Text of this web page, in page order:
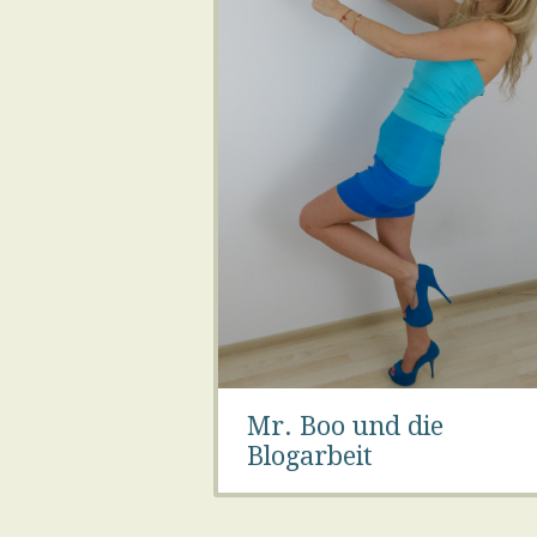
Mr. Boo und die
Blogarbeit